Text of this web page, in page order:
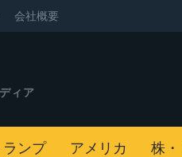
会社概要
ィア
ランプ アメリカ 株